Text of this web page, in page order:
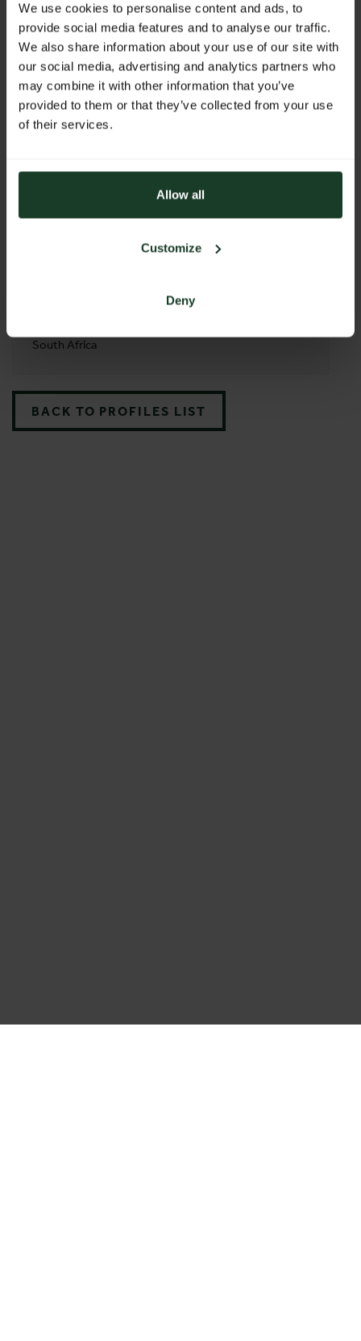
We use cookies to personalise content and ads, to
provide social media features and to analyse our traffic.
We also share information about your use of our site with
our social media, advertising and analytics partners who
may combine it with other information that you’ve
provided to them or that they’ve collected from your use
of their services.
Allow all
Customize
Deny
Muller Hunting & Safari SA Pty. Ltd.
PDF|712 kB
Muller Hunting & Safari SA Pty. Ltd.
PDF|10.18 MB
South Africa
BACK TO PROFILES LIST